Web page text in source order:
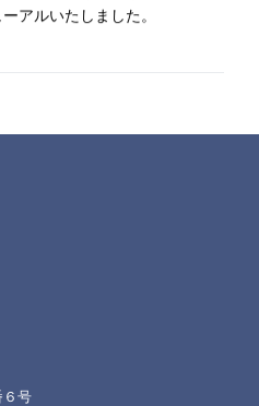
アルいたしました。
６号